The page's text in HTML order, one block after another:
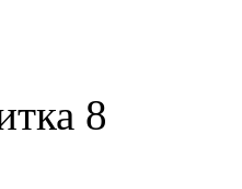
8